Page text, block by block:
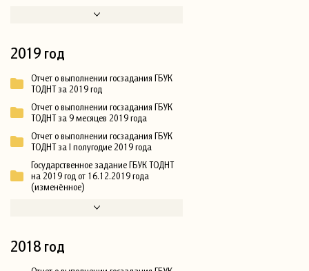
2019 год
Отчет о выполнении госзадания ГБУК
ТОДНТ за 2019 год
Отчет о выполнении госзадания ГБУК
ТОДНТ за 9 месяцев 2019 года
Отчет о выполнении госзадания ГБУК
ТОДНТ за I полугодие 2019 года
Государственное задание ГБУК ТОДНТ
на 2019 год от 16.12.2019 года
(изменённое)
2018 год